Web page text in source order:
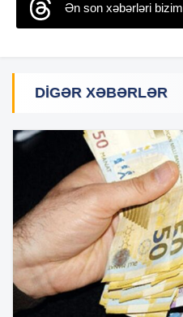
Ən son xəbərləri
DIGƏR XƏBƏRLƏR